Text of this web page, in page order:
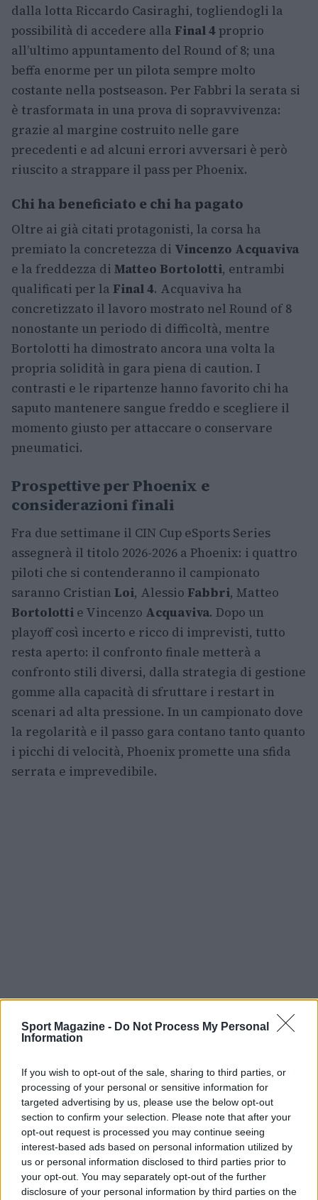
Sport Magazine - Do Not Process My Personal
Information
If you wish to opt-out of the sale, sharing to third parties, or
processing of your personal or sensitive information for
targeted advertising by us, please use the below opt-out
section to confirm your selection. Please note that after your
opt-out request is processed you may continue seeing
interest-based ads based on personal information utilized by
us or personal information disclosed to third parties prior to
your opt-out. You may separately opt-out of the further
disclosure of your personal information by third parties on the
dalla lotta Riccardo Casiraghi, togliendogli la
possibilità di accedere alla Final 4proprio
all’ultimo appuntamento del Round of 8; una
beffa enorme per un pilota sempre molto
costante nella postseason. Per Fabbri la serata si
è trasformata in una prova di sopravvivenza:
grazie al margine costruito nelle gare
precedenti e ad alcuni errori avversari è però
riuscito a strappare il pass per Phoenix.
Chi ha beneficiato e chi ha pagato
Oltre ai già citati protagonisti, la corsa ha
premiato la concretezza di Vincenzo Acquaviva
e la freddezza di Matteo Bortolotti, entrambi
qualificati per la Final 4. Acquaviva ha
concretizzato il lavoro mostrato nel Round of 8
nonostante un periodo di difficoltà, mentre
Bortolotti ha dimostrato ancora una volta la
propria solidità in gara piena di caution. I
contrasti e le ripartenze hanno favorito chi ha
saputo mantenere sangue freddo e scegliere il
momento giusto per attaccare o conservare
pneumatici.
Prospettive per Phoenix e
considerazioni finali
Fra due settimane il CIN Cup eSports Series
assegnerà il titolo 2026-2026 a Phoenix: i quattro
piloti che si contenderanno il campionato
saranno Cristian Loi, Alessio Fabbri, Matteo
Bortolotti e Vincenzo Acquaviva. Dopo un
playoff così incerto e ricco di imprevisti, tutto
resta aperto: il confronto finale metterà a
confronto stili diversi, dalla strategia di gestione
gomme alla capacità di sfruttare i restart in
scenari ad alta pressione. In un campionato dove
la regolarità e il passo gara contano tanto quanto
i picchi di velocità, Phoenix promette una sfida
serrata e imprevedibile.
LaITJ Nashville 240
fondamentale del motorsport virtuale: il
successo nasce dall’equilibrio trafiducia nella
velocità» eabilità nella gestione della gara. Con la
finalissima all’orizzonte, gli occhi degli
appassionati sono puntati su Phoenix, pronti a
vedere chi saprà trasformare la resa del Round
of 8 in un trionfo definitivo.